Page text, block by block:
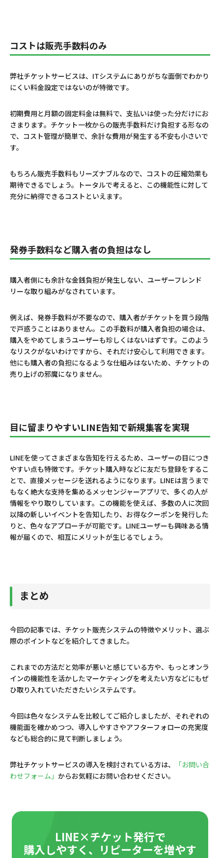
コストは販売手数料のみ
弊社チケットサービスは、ITシステムにありがちな面倒でわかり
にくい料金設定ではないのが特徴です。
初期費用と月額の固定料金は無料で、支払いは使った分だけにお
さまります。チケット一枚からの販売手数料だけ負担する形なの
で、コスト管理が簡単で、余計な費用が発生する不安も小さいで
す。
もちろん販売手数料もリーズナブルなので、コストの圧縮効果も
期待できるでしょう。トータルで考えると、この機能性に対して
充分に納得できるコストといえます。
発券手数料など購入者の負担はなし
購入者側にも余計な金銭負担が発生しない、ユーザーフレンド
リーな取り組みがなされています。
例えば、発券手数料が不要なので、購入者がチケットを買う段階
で戸惑うことはありません。この手数料が購入者負担の場合は、
購入をやめてしまうユーザーも珍しくはないはずです。このよう
なリスクがないわけですから、それだけ安心して利用できます。
他にも購入者の負担になるような仕組みはないため、チケットの
売り上げの邪魔になりません。
目に留まりやすいLINE告知で新規集客を実現
LINEを使ってさまざまな告知を行えるため、ユーザーの目につき
やすい点も特徴です。チケット購入時などに友だち登録をするこ
とで、直接メッセージを送れるようになります。LINEは言うまで
もなく絶大な支持を集めるメッセンジャーアプリで、多くの人が
情報をやり取りしています。この機能を使えば、多数の人に次回
以降の新しいイベントを告知したり、お得なクーポンを発行した
りと、色々なアプローチが可能です。LINEユーザーも興味ある情
報が届くので、相互にメリットが生じるでしょう。
まとめ
今回の記事では、チケット販売システムの特徴やメリット、選ぶ
際のポイントなどを紹介してきました。
これまでの方法だと効率が悪いと感じている方や、もっとオンラ
インの機能性を活かしたマーケティングを考えたい方などにもぜ
ひ取り入れていただきたいシステムです。
今回は色々なシステムを比較してご紹介しましたが、それぞれの
機能面を確かめつつ、導入しやすさやアフターフォローの充実度
なども総合的に見て判断しましょう。
弊社チケットサービスの導入を検討されている方は、
「お問い合
わせフォーム」 からお気軽にお問い合わせください。
LINE×チケット発行で
購入しやすく、リピーターを増やす